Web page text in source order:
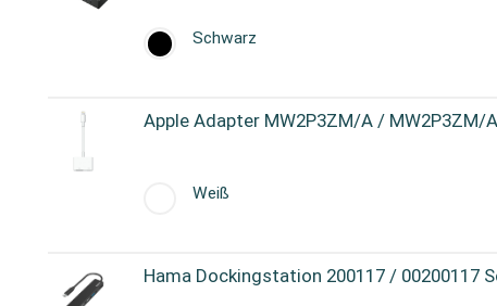
Schwarz
Apple Adapter MW2P3ZM/A / MW2P3ZM/
Weiß
Hama Dockingstation 200117 / 00200117